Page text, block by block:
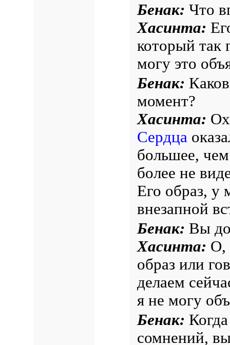
Бенак: Что
Хасинта:
который так
могу это
Бенак:
момент?
Хасинта:
Сердца
большее,
более не
Его образ, у
внезапной
Бенак: Вы до
Хасинта: О,
образ или
делаем
я не могу
Бенак:
сомнений,